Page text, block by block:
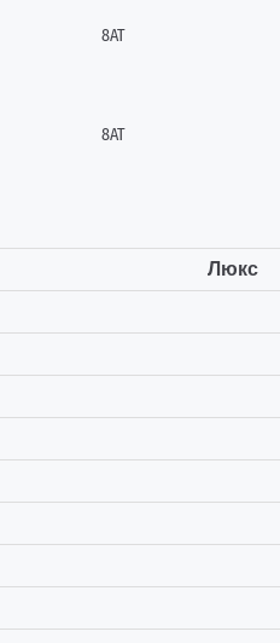
8AT
8AT
Люкс